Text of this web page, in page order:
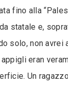
fino alla
statale e,
solo, non
eran
Un